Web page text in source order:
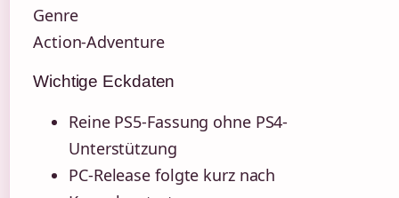
Genre
Action-Adventure
Wichtige Eckdaten
Reine PS5-Fassung ohne PS4-
Unterstützung
PC-Release folgte kurz nach